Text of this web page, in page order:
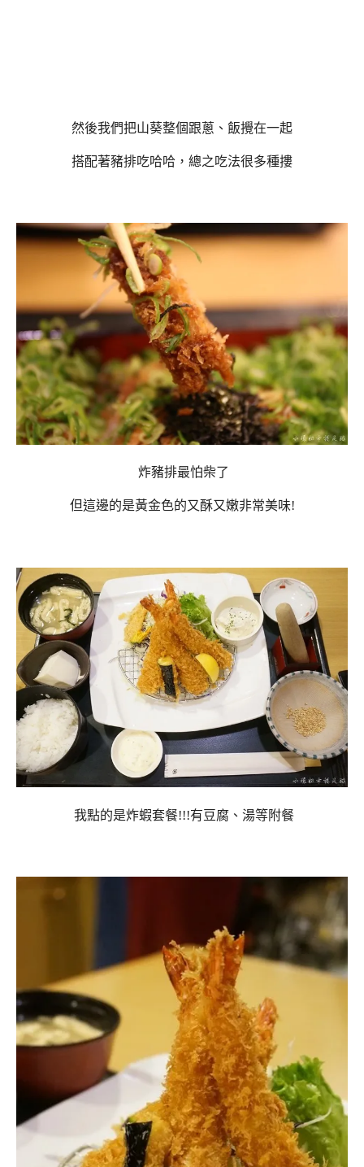
然後我們把山葵整個跟蔥、飯攪在一起
搭配著豬排吃哈哈，總之吃法很多種摟
炸豬排最怕柴了
但這邊的是黃金色的又酥又嫩非常美味!
我點的是炸蝦套餐!!!有豆腐、湯等附餐